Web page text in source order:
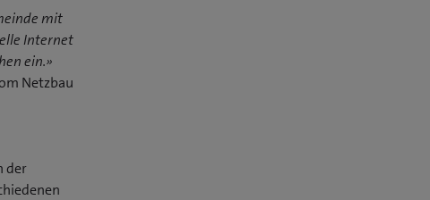
mit
Internet
ein.»
Netzbau
der